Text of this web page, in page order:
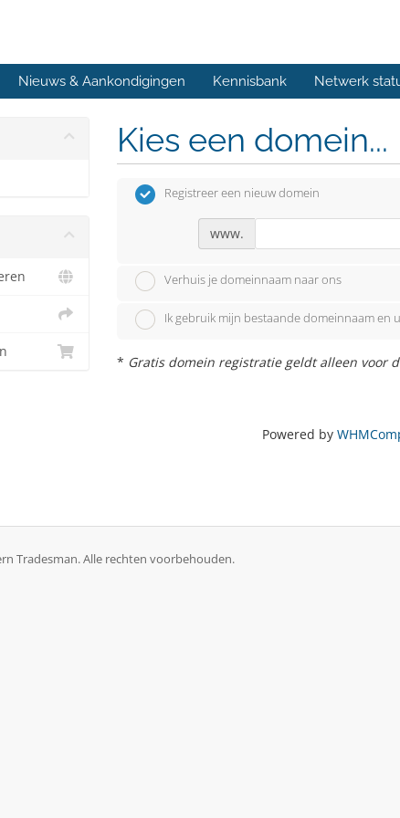
Nieuws & Aankondigingen Kennisbank Netwerk
Kies een domein...
Registreer een nieuw domein
www.
Verhuis je domeinnaam naar ons
Ik gebruik mijn bestaande domeinnaam en
* Gratis domein registratie geldt alleen voor
Powered by
Tradesman. Alle rechten voorbehouden.